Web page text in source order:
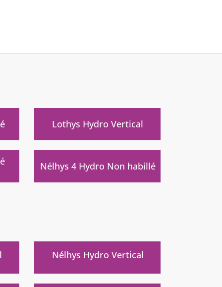
Lothys Hydro Vertical
Nélhys 4 Hydro Non habillé
Nélhys Hydro Vertical